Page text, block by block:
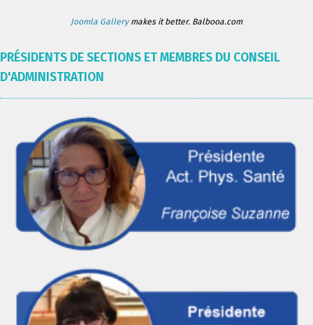
Joomla Gallerymakes it better. Balbooa.com
PRÉSIDENTS DE SECTIONS ET MEMBRES DU CONSEIL
D'ADMINISTRATION